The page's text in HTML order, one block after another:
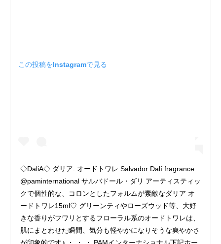
この投稿をInstagramで見る
◇DaliA◇ ダリア: オードトワレ Salvador Dalí fragrance
@paminternational サルバドール・ダリ アーティスティッ
クで個性的な、コロンとしたフォルムが素敵なダリア オ
ードトワレ15ml♡ グリーンティやローズウッド等、大好
きな香りがフワリとするフローラル系のオードトワレは、
肌にまとわせた瞬間、気分も軽やかになりそうな爽やかさ
が印象的です♪ ・ ・ ・ PAMインターナショナル下記ホー